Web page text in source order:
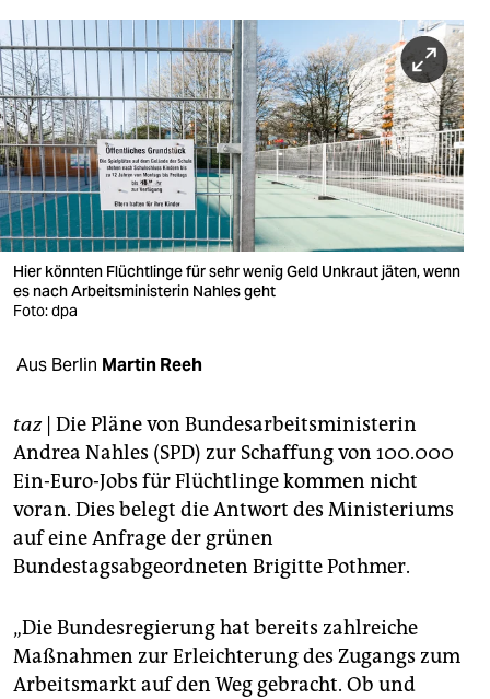
sport
berlin
nord
wahrheit
verlag
verlag
veranstaltungen
unterstützen
abo
genossenschaft
epaper login
Hier könnten Flüchtlinge für sehr wenig Geld Unkraut jäten, wenn
es nach Arbeitsministerin Nahles geht
Foto: dpa
Aus Berlin Martin Reeh
taz | Die Pläne von Bundesarbeitsministerin
Andrea Nahles (SPD) zur Schaffung von 100.000
Ein-Euro-Jobs für Flüchtlinge kommen nicht
voran. Dies belegt die Antwort des Ministeriums
auf eine Anfrage der grünen
Bundestagsabgeordneten Brigitte Pothmer.
„Die Bundesregierung hat bereits zahlreiche
Maßnahmen zur Erleichterung des Zugangs zum
Arbeitsmarkt auf den Weg gebracht. Ob und